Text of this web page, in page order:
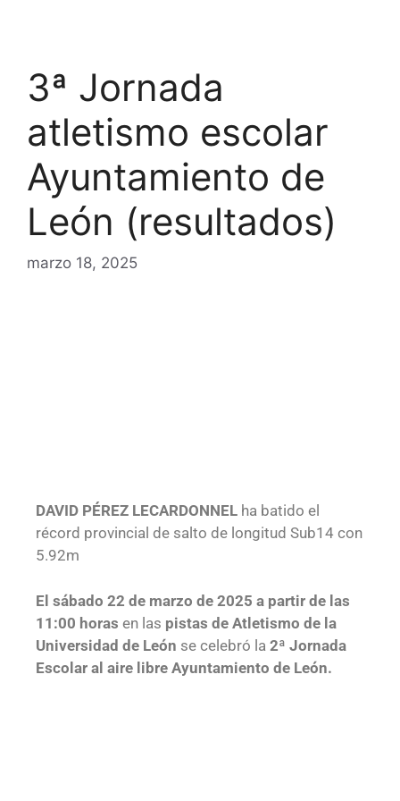
3ª Jornada
atletismo escolar
Ayuntamiento de
León (resultados)
marzo 18, 2025
DAVID PÉREZ LECARDONNEL ha batido el
récord provincial de salto de longitud Sub14 con
5.92m
El sábado 22 de marzo de 2025 a partir de las
11:00 horas en las pistas de Atletismo de la
Universidad de León se celebró la 2ª Jornada
Escolar al aire libre Ayuntamiento de León.